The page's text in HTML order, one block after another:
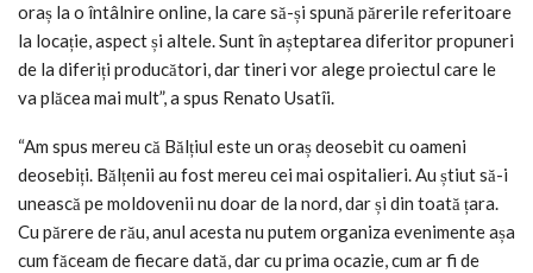
oraș la o întâlnire online, la care să-și spună părerile referitoare
la locație, aspect și altele. Sunt în așteptarea diferitor propuneri
de la diferiți producători, dar tineri vor alege proiectul care le
va plăcea mai mult”, a spus Renato Usatîi.
“Am spus mereu că Bălțiul este un oraș deosebit cu oameni
deosebiți. Bălțenii au fost mereu cei mai ospitalieri. Au știut să-i
unească pe moldovenii nu doar de la nord, dar și din toată țara.
Cu părere de rău, anul acesta nu putem organiza evenimente așa
cum făceam de fiecare dată, dar cu prima ocazie, cum ar fi de